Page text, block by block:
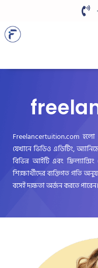
Freelancertuition.com
যেখানে ভিডিও এডিটিং,
বিভিন্ন আইটি এবং
শিক্ষার্থীদের ব্যক্তিগত গতি
বসেই দক্ষতা অর্জন করতে পারেন।